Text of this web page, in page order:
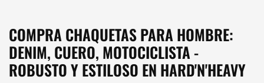
COMPRA CHAQUETAS PARA HOMBRE:
DENIM, CUERO, MOTOCICLISTA -
ROBUSTO Y ESTILOSO EN HARD'N'HEAVY